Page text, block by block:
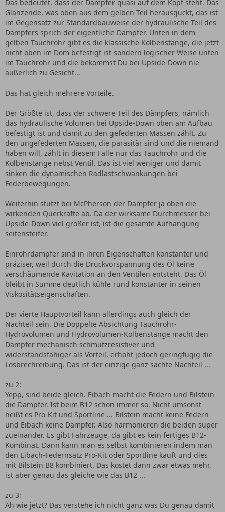
Das bedeutet, dass der Dämpfer quasi auf dem Kopf steht. Das
Glänzende, was oben aus dem gelben Teil herausguckt, das ist
im Gegensatz zur Standardbauweise der hydraulische Teil des
Dämpfers sprich der eigentliche Dämpfer. Unten in dem
gelben Tauchrohr gibt es die klassische Kolbenstange, die jetzt
nicht oben im Dom befestigt ist sondern logischer Weise unten
im Tauchrohr und die bekommst Du bei Upside-Down nie
äußerlich zu Gesicht...
Das hat gleich mehrere Vorteile.
Der Größte ist, dass der schwere Teil des Dämpfers, nämlich
das hydraulische Volumen bei Upside-Down oben am Aufbau
befestigt ist und damit zu den gefederten Massen zählt. Zu
den ungefederten Massen, die parasitär sind und die niemand
haben will, zählt in diesem Falle nur das Tauchrohr und die
Kolbenstange nebst Ventil. Das ist viel weniger und damit
sinken die dynamischen Radlastschwankungen bei
Federbewegungen.
Weiterhin stützt bei McPherson der Dämpfer ja oben die
wirkenden Querkräfte ab. Da der wirksame Durchmesser bei
Upside-Down viel größer ist, ist die gesamte Aufhängung
seitensteifer.
Einrohrdämpfer sind in ihren Eigenschaften konstanter und
präziser, weil durch die Druckvorspannung des Öl keine
verschäumende Kavitation an den Ventilen entsteht. Das Öl
bleibt in Summe deutlich kühle rund konstanter in seinen
Viskositätseigenschaften.
Der vierte Hauptvorteil kann allerdings auch gleich der
Nachteil sein. Die Doppelte Absichtung Tauchrohr-
Hydrovolumen und Hydrovolumen-Kolbenstange macht den
Dämpfer mechanisch schmutzresistiver und
widerstandsfähiger als Vorteil, erhöht jedoch geringfügig die
Losbrechreibung. Das ist der einzige ganz sachte Nachteil ...
zu 2:
Yepp, sind beide gleich. Eibach macht die Federn und Bilstein
die Dämpfer. Ist beim B12 schon immer so. Nicht umsonst
heißt es Pro-Kit und Sportline ... Bilstein macht keine Federn
und Eibach keine Dämpfer. Also harmonieren die beiden super
zueinander. Es gibt Fahrzeuge, da gibt es kein fertiges B12-
Kombinat. Dann kann man es selbst kombinieren indem man
den Eibach-Federnsatz Pro-Kit oder Sportline kauft und dies
mit Bilstein B8 kombiniert. Das kostet dann zwar etwas mehr,
ist aber genau das gleiche wie das B12 ...
zu 3:
Äh wie jetzt? Das verstehe ich nicht ganz was Du genau damit